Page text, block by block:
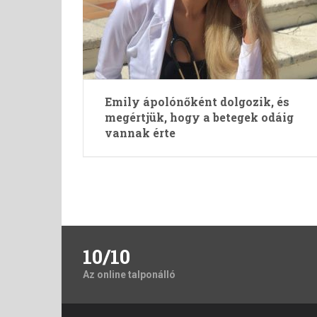
Emily ápolónőként dolgozik, és
megértjük, hogy a betegek odáig
vannak érte
10/10
Az online talponálló